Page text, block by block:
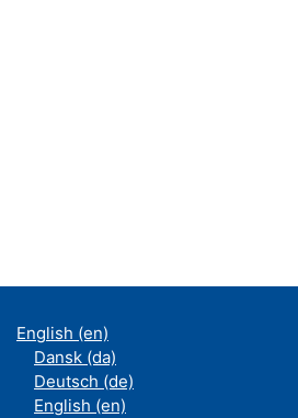
English ‎(en)‎
Dansk ‎(da)‎
Deutsch ‎(de)‎
English ‎(en)‎